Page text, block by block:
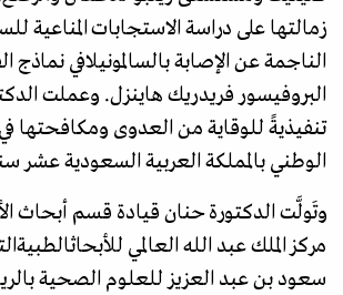
زمالتها على دراسة الاستجابات المناعية
الناجمة عن الإصابة بالسالمونيلافي نماذج
البروفيسور فريدريك هاينزل. وعملت
تنفيذيةً للوقاية من العدوى ومكافحتها
الوطني بالمملكة العربية السعودية عشر
وتَولَّت الدكتورة حنان قيادة قسم أبحاث
مركز الملك عبد الله العالمي
سعود بن عبد العزيز للعلوم الصحية